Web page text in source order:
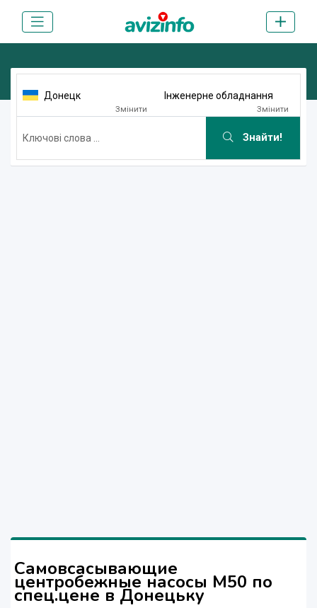
Донецк
Змінити
Інженерне обладнання
Змінити
Знайти!
Самовсасывающие
центробежные насосы М50 по
спец.цене в Донецьку